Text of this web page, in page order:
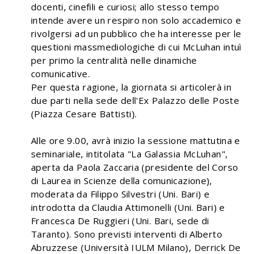
docenti, cinefili e curiosi; allo stesso tempo
intende avere un respiro non solo accademico e
rivolgersi ad un pubblico che ha interesse per le
questioni massmediologiche di cui McLuhan intuì
per primo la centralità nelle dinamiche
comunicative.
Per questa ragione, la giornata si articolerà in
due parti nella sede dell'Ex Palazzo delle Poste
(Piazza Cesare Battisti).
Alle ore 9.00, avrà inizio la sessione mattutina e
seminariale, intitolata "La Galassia McLuhan",
aperta da Paola Zaccaria (presidente del Corso
di Laurea in Scienze della comunicazione),
moderata da Filippo Silvestri (Uni. Bari) e
introdotta da Claudia Attimonelli (Uni. Bari) e
Francesca De Ruggieri (Uni. Bari, sede di
Taranto). Sono previsti interventi di Alberto
Abruzzese (Università IULM Milano), Derrick De